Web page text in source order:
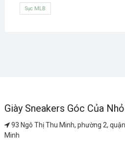
Sục MLB
Giày Sneakers Góc Của Nhỏ
93 Ngô Thị Thu Minh, phường 2,
Minh